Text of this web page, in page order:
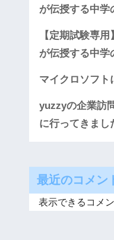
が伝授する中学
【定期試験専
が伝授する中学
マイクロソフト
yuzzyの企業訪
に行ってきまし
最近のコメン
表示できるコメ